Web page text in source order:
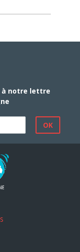
à notre lettre